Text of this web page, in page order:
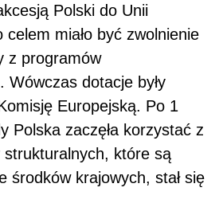
Polski do Unii
celem miało być zwolnienie
z programów
Wówczas dotacje były
Europejską. Po 1
Polska zaczęła korzystać z
strukturalnych, które są
środków krajowych, stał się